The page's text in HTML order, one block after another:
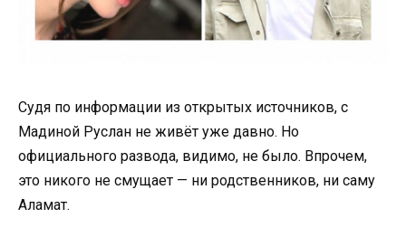
Судя по информации из открытых источников, с
Мадиной Руслан не живёт уже давно. Но
официального развода, видимо, не было. Впрочем,
это никого не смущает — ни родственников, ни саму
Аламат.